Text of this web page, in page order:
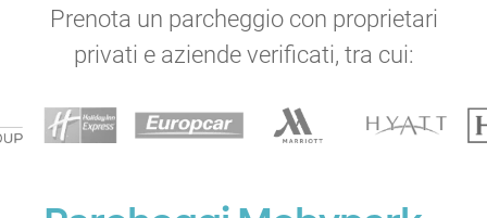
Prenota un parcheggio con proprietari
privati e aziende verificati, tra cui:
P
P
P